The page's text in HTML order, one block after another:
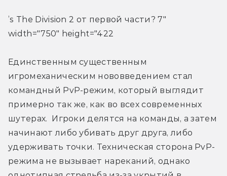
’s The Division 2 от первой части? 7"
width="750" height="422
Единственным существенным
игромеханическим нововведением стал
командный PvP-режим, который выглядит
примерно так же, как во всех современных
шутерах.  Игроки делятся на команды, а затем
начинают либо убивать друг друга, либо
удерживать точки. Техническая сторона PvP-
режима не вызывает нареканий, однако